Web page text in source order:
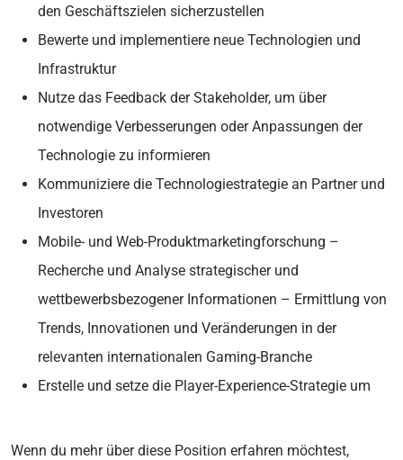
den Geschäftszielen sicherzustellen
Bewerte und implementiere neue Technologien und
Infrastruktur
Nutze das Feedback der Stakeholder, um über
notwendige Verbesserungen oder Anpassungen der
Technologie zu informieren
Kommuniziere die Technologiestrategie an Partner und
Investoren
Mobile- und Web-Produktmarketingforschung –
Recherche und Analyse strategischer und
wettbewerbsbezogener Informationen – Ermittlung von
Trends, Innovationen und Veränderungen in der
relevanten internationalen Gaming-Branche
Erstelle und setze die Player-Experience-Strategie um
Wenn du mehr über diese Position erfahren möchtest,